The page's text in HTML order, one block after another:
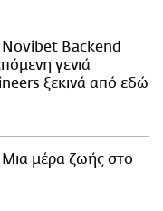
Backend
γενιά
ξεκινά από εδώ
μέρα ζωής στο